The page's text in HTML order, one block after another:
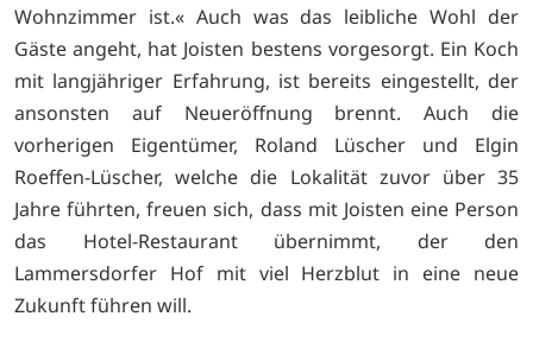
Wohnzimmer ist.« Auch was das leibliche Wohl der
Gäste angeht, hat Joisten bestens vorgesorgt. Ein Koch
mit langjähriger Erfahrung, ist bereits eingestellt, der
ansonsten auf Neueröffnung brennt. Auch die
vorherigen Eigentümer, Roland Lüscher und Elgin
Roeffen-Lüscher, welche die Lokalität zuvor über 35
Jahre führten, freuen sich, dass mit Joisten eine Person
das Hotel-Restaurant übernimmt, der den
Lammersdorfer Hof mit viel Herzblut in eine neue
Zukunft führen will.